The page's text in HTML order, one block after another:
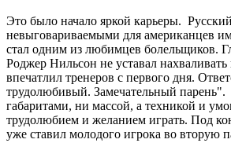
Это было начало яркой карьеры.
невыговариваемыми для американцев
стал одним из любимцев болельщиков.
Роджер Нильсон не уставал
впечатлил тренеров с первого дня.
трудолюбивый. Замечательный
габаритами, ни массой, а техникой и
трудолюбием и желанием играть. Под
уже ставил молодого игрока во вторую